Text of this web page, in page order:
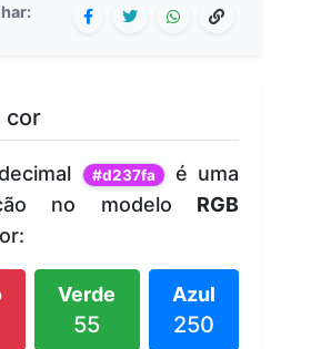
cor
#d237fa
é uma
no modelo RGB
Verde
55
Azul
250